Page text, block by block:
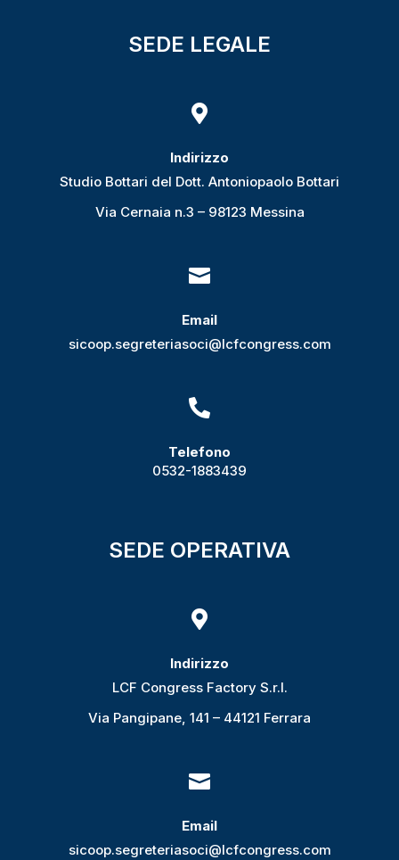
SEDE LEGALE

Indirizzo
Studio Bottari del Dott. Antoniopaolo Bottari
Via Cernaia n.3 – 98123 Messina

Email
sicoop.segreteriasoci@lcfcongress.com

Telefono
0532-1883439
SEDE OPERATIVA

Indirizzo
LCF Congress Factory S.r.l.
Via Pangipane, 141 – 44121 Ferrara

Email
sicoop.segreteriasoci@lcfcongress.com